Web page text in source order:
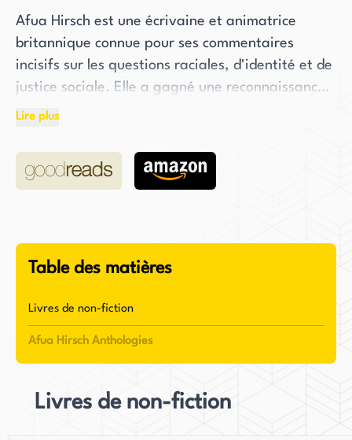
Afua Hirsch est une écrivaine et animatrice
britannique connue pour ses commentaires
incisifs sur les questions raciales, d'identité et de
justice sociale. Elle a gagné une reconnaissance
généralisée avec son livre de 2018, "Brit(ish): On
thèmes du multiculturalisme et de l'identité
nationale dans la Grande-Bretagne
soulignant son importance dans le débat public.
une carrière distinguée dans le journalisme. Elle
a été rédactrice en charge des affaires sociales
et de l'éducation pour Sky News entre 2014 et
journaliste. Son écriture mêle souvent récit
Lire plus
Table des matières
Livres de non-fiction
Afua Hirsch Anthologies
Livres de non-fiction